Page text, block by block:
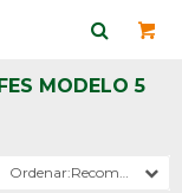
MODELO 5
Recomendados